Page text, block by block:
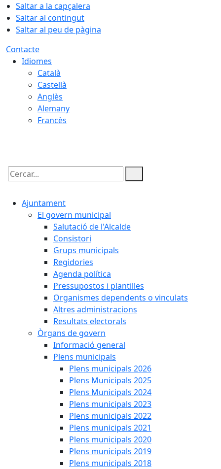
Saltar a la capçalera
Saltar al contingut
Saltar al peu de pàgina
Contacte
Idiomes
Català
Castellà
Anglès
Alemany
Francès
Cercar:
Ajuntament
El govern municipal
Salutació de l'Alcalde
Consistori
Grups municipals
Regidories
Agenda política
Pressupostos i plantilles
Organismes dependents o vinculats
Altres administracions
Resultats electorals
Òrgans de govern
Informació general
Plens municipals
Plens municipals 2026
Plens Municipals 2025
Plens Municipals 2024
Plens municipals 2023
Plens municipals 2022
Plens municipals 2021
Plens municipals 2020
Plens municipals 2019
Plens municipals 2018